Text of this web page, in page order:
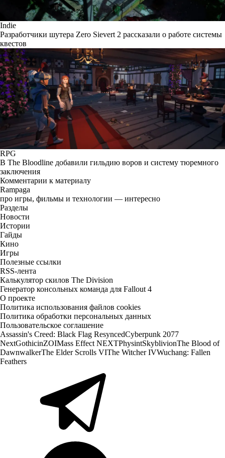
Indie
Разработчики шутера Zero Sievert 2 рассказали о работе системы
квестов
RPG
В The Bloodline добавили гильдию воров и систему тюремного
заключения
Комментарии к материалу
Rampaga
про игры, фильмы и технологии — интересно
Разделы
Новости
Истории
Гайды
Кино
Игры
Полезные ссылки
RSS-лента
Калькулятор скилов The Division
Генератор консольных команда для Fallout 4
О проекте
Политика использования файлов cookies
Политика обработки персональных данных
Пользовательское соглашение
Assassin's Creed: Black Flag ResyncedCyberpunk 2077
NextGothicinZOIMass Effect NEXTPhysintSkyblivionThe Blood of
DawnwalkerThe Elder Scrolls VIThe Witcher IVWuchang: Fallen
Feathers